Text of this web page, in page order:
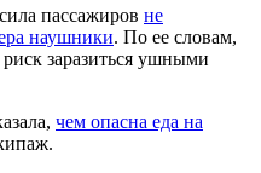
пассажиров не
наушники. По ее словам,
заразиться ушными
чем опасна еда на